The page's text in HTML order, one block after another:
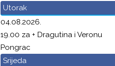
Utorak
04.08.2026.
19.00 za + Dragutina i Veronu
Pongrac
Srijeda